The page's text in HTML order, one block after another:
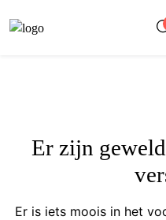
Er zijn
Er is iets moois in het